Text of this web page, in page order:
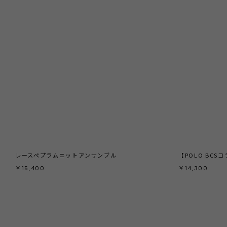
レースペプラムニットアンサンブル
￥15,400
￥14,300